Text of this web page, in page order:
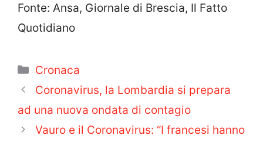
Fonte: Ansa, Giornale di Brescia, Il Fatto
Quotidiano
Categorie
Cronaca
Coronavirus, la Lombardia si prepara
ad una nuova ondata di contagio
Vauro e il Coronavirus: “I francesi hanno